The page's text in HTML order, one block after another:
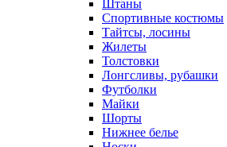
Штаны
Спортивные костюмы
Тайтсы, лосины
Жилеты
Толстовки
Лонгсливы, рубашки
Футболки
Майки
Шорты
Нижнее белье